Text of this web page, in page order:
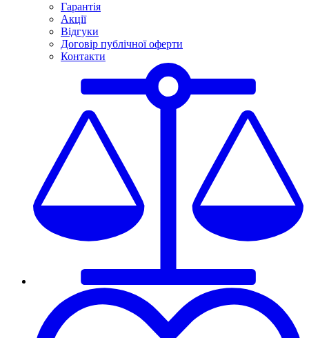
Гарантія
Акції
Відгуки
Договір публічної оферти
Контакти